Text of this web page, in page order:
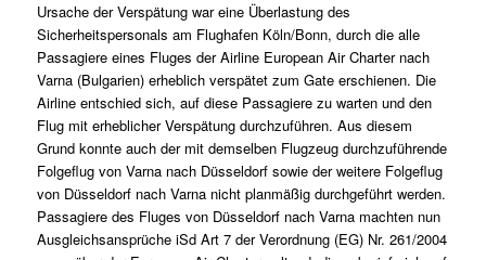
Ursache der Verspätung war eine Überlastung des
Sicherheitspersonals am Flughafen Köln/Bonn, durch die alle
Passagiere eines Fluges der Airline European Air Charter nach
Varna (Bulgarien) erheblich verspätet zum Gate erschienen. Die
Airline entschied sich, auf diese Passagiere zu warten und den
Flug mit erheblicher Verspätung durchzuführen. Aus diesem
Grund konnte auch der mit demselben Flugzeug durchzuführende
Folgeflug von Varna nach Düsseldorf sowie der weitere Folgeflug
von Düsseldorf nach Varna nicht planmäßig durchgeführt werden.
Passagiere des Fluges von Düsseldorf nach Varna machten nun
Ausgleichsansprüche iSd Art 7 der Verordnung (EG) Nr. 261/2004